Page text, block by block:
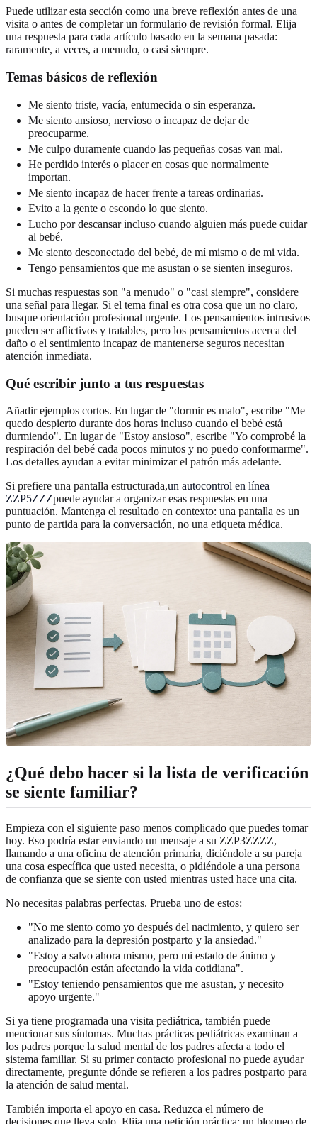
Puede utilizar esta sección como una breve reflexión antes de una
visita o antes de completar un formulario de revisión formal. Elija
una respuesta para cada artículo basado en la semana pasada:
raramente, a veces, a menudo, o casi siempre.
Temas básicos de reflexión
Me siento triste, vacía, entumecida o sin esperanza.
Me siento ansioso, nervioso o incapaz de dejar de
preocuparme.
Me culpo duramente cuando las pequeñas cosas van mal.
He perdido interés o placer en cosas que normalmente
importan.
Me siento incapaz de hacer frente a tareas ordinarias.
Evito a la gente o escondo lo que siento.
Lucho por descansar incluso cuando alguien más puede cuidar
al bebé.
Me siento desconectado del bebé, de mí mismo o de mi vida.
Tengo pensamientos que me asustan o se sienten inseguros.
Si muchas respuestas son "a menudo" o "casi siempre", considere
una señal para llegar. Si el tema final es otra cosa que un no claro,
busque orientación profesional urgente. Los pensamientos intrusivos
pueden ser aflictivos y tratables, pero los pensamientos acerca del
daño o el sentimiento incapaz de mantenerse seguros necesitan
atención inmediata.
Qué escribir junto a tus respuestas
Añadir ejemplos cortos. En lugar de "dormir es malo", escribe "Me
quedo despierto durante dos horas incluso cuando el bebé está
durmiendo". En lugar de "Estoy ansioso", escribe "Yo comprobé la
respiración del bebé cada pocos minutos y no puedo conformarme".
Los detalles ayudan a evitar minimizar el patrón más adelante.
Si prefiere una pantalla estructurada,un autocontrol en línea
ZZP5ZZZpuede ayudar a organizar esas respuestas en una
puntuación. Mantenga el resultado en contexto: una pantalla es un
punto de partida para la conversación, no una etiqueta médica.
¿Qué debo hacer si la lista de verificación
se siente familiar?
Empieza con el siguiente paso menos complicado que puedes tomar
hoy. Eso podría estar enviando un mensaje a su ZZP3ZZZZ,
llamando a una oficina de atención primaria, diciéndole a su pareja
una cosa específica que usted necesita, o pidiéndole a una persona
de confianza que se siente con usted mientras usted hace una cita.
No necesitas palabras perfectas. Prueba uno de estos:
"No me siento como yo después del nacimiento, y quiero ser
analizado para la depresión postparto y la ansiedad."
"Estoy a salvo ahora mismo, pero mi estado de ánimo y
preocupación están afectando la vida cotidiana".
"Estoy teniendo pensamientos que me asustan, y necesito
apoyo urgente."
Si ya tiene programada una visita pediátrica, también puede
mencionar sus síntomas. Muchas prácticas pediátricas examinan a
los padres porque la salud mental de los padres afecta a todo el
sistema familiar. Si su primer contacto profesional no puede ayudar
directamente, pregunte dónde se refieren a los padres postparto para
la atención de salud mental.
También importa el apoyo en casa. Reduzca el número de